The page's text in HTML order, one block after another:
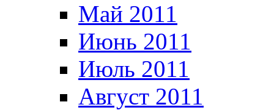
Май 2011
Июнь 2011
Июль 2011
Август 2011